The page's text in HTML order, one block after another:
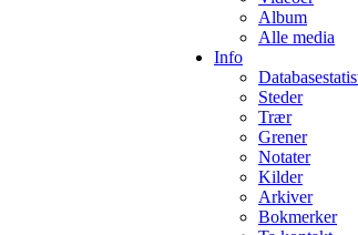
Album
Alle media
Info
Steder
Trær
Grener
Notater
Kilder
Arkiver
Bokmerker